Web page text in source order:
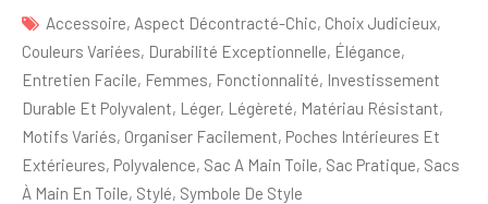
Accessoire, Aspect Décontracté-Chic, Choix Judicieux,
Couleurs Variées, Durabilité Exceptionnelle, Élégance,
Entretien Facile, Femmes, Fonctionnalité, Investissement
Durable Et Polyvalent, Léger, Légèreté, Matériau Résistant,
Motifs Variés, Organiser Facilement, Poches Intérieures Et
Extérieures, Polyvalence, Sac A Main Toile, Sac Pratique, Sacs
À Main En Toile, Stylé, Symbole De Style